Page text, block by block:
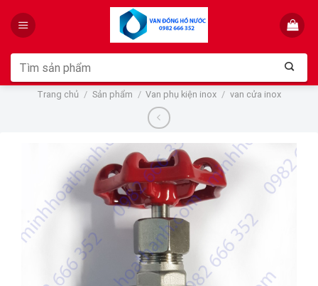
Tìm
kiếm:
Trang chủ / Sản phẩm / Van phụ kiện inox / van cửa inox